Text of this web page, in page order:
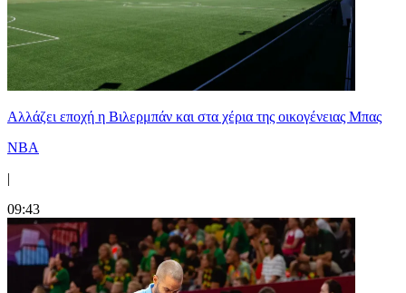
Aλλάζει εποχή η Βιλερμπάν και στα χέρια της οικογένειας Μπας
NBA
|
09:43